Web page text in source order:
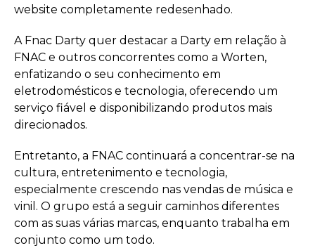
website completamente redesenhado.
A Fnac Darty quer destacar a Darty em relação à
FNAC e outros concorrentes como a Worten,
enfatizando o seu conhecimento em
eletrodomésticos e tecnologia, oferecendo um
serviço fiável e disponibilizando produtos mais
direcionados.
Entretanto, a FNAC continuará a concentrar-se na
cultura, entretenimento e tecnologia,
especialmente crescendo nas vendas de música e
vinil. O grupo está a seguir caminhos diferentes
com as suas várias marcas, enquanto trabalha em
conjunto como um todo.